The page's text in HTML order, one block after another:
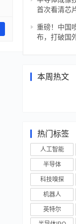
首次看清芯
重磅！中国
布，打破国
本周热文
热门标签
人工智能
半导体
科技嗅探
机器人
英特尔